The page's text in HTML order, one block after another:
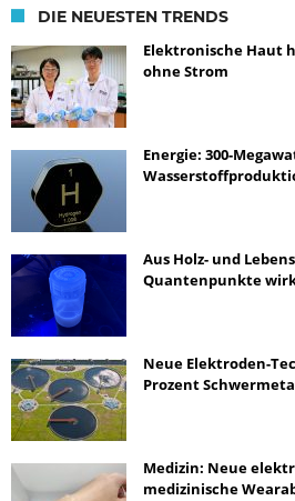
DIE NEUESTEN TRENDS
Elektronische Haut
ohne Strom
Energie: 300-
Aus Holz- und
Quantenpunkte
Neue Elektroden-
Prozent
Medizin: Neue
medizinische